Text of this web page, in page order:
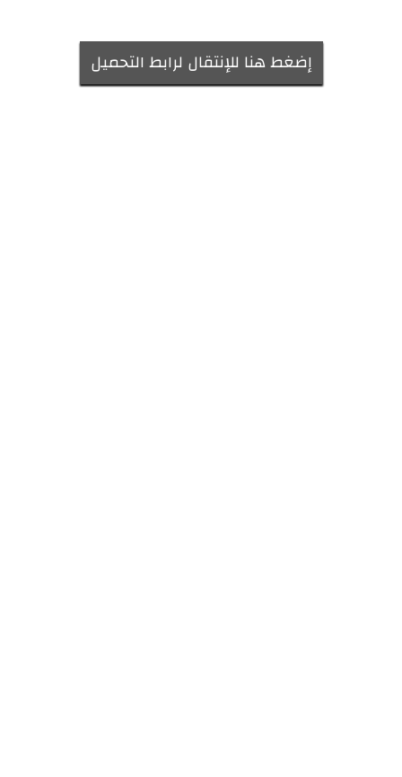
إضغط هنا للإنتقال لرابط التحميل